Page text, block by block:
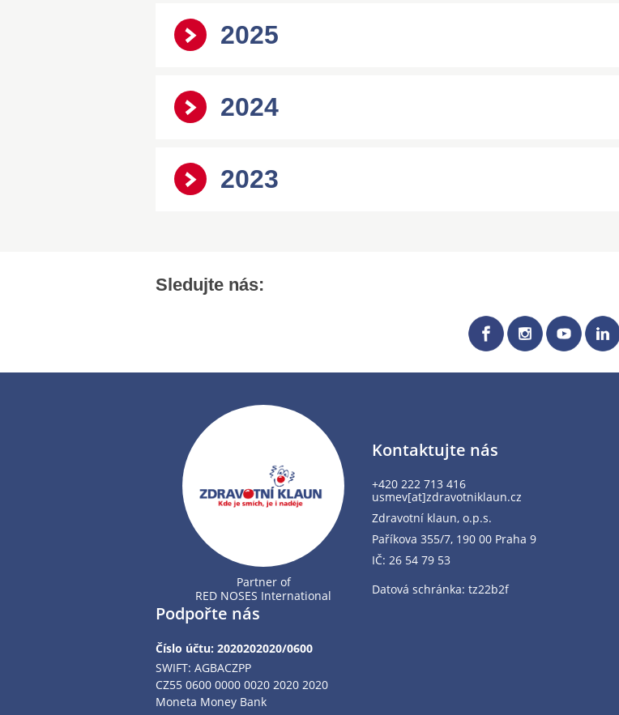
2025
2024
2023
Sledujte nás:
Partner of
RED NOSES International
Podpořte nás
Číslo účtu: 2020202020/0600
SWIFT: AGBACZPP
CZ55 0600 0000 0020 2020 2020
Moneta Money Bank
Kontaktujte nás
+420 222 713 416
usmev[at]zdravotniklaun.cz
Zdravotní klaun, o.p.s.
Paříkova 355/7, 190 00 Praha 9
IČ: 26 54 79 53
Datová schránka: tz22b2f